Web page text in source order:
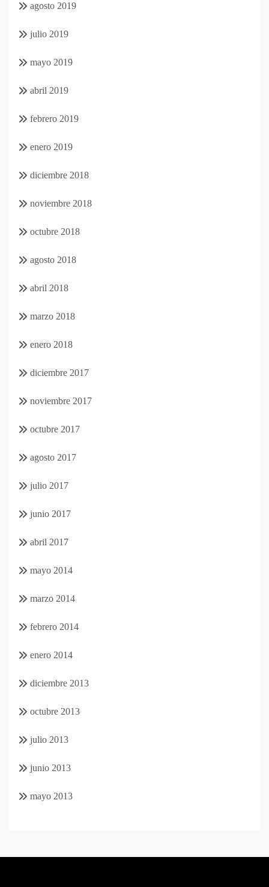
agosto 2019
julio 2019
mayo 2019
abril 2019
febrero 2019
enero 2019
diciembre 2018
noviembre 2018
octubre 2018
agosto 2018
abril 2018
marzo 2018
enero 2018
diciembre 2017
noviembre 2017
octubre 2017
agosto 2017
julio 2017
junio 2017
abril 2017
mayo 2014
marzo 2014
febrero 2014
enero 2014
diciembre 2013
octubre 2013
julio 2013
junio 2013
mayo 2013